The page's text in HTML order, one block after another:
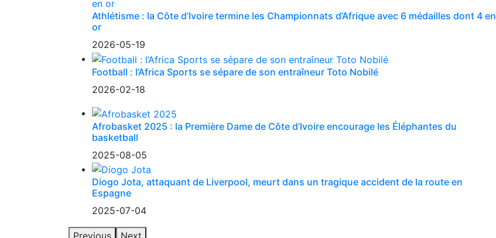
Athlétisme : la Côte d’Ivoire termine les Championnats d’Afrique avec 6 médailles dont 4 en
or
2026-05-19
Football : l’Africa Sports se sépare de son entraîneur Toto Nobilé
2026-02-18
Afrobasket 2025 : la Première Dame de Côte d’Ivoire encourage les Éléphantes du
basketball
2025-08-05
Diogo Jota, attaquant de Liverpool, meurt dans un tragique accident de la route en
Espagne
2025-07-04